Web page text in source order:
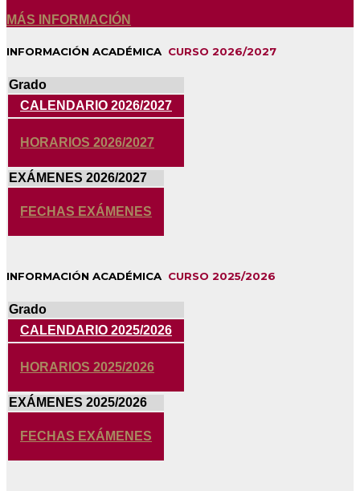
MÁS INFORMACIÓN
INFORMACIÓN ACADÉMICA CURSO 2026/2027
Grado
CALENDARIO 2026/2027
HORARIOS 2026/2027
EXÁMENES 2026/2027
FECHAS EXÁMENES
INFORMACIÓN ACADÉMICA CURSO 2025/2026
Grado
CALENDARIO 2025/2026
HORARIOS 2025/2026
EXÁMENES 2025/2026
FECHAS EXÁMENES